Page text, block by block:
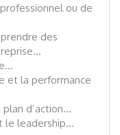
ou de
des
et la performance
d’action…
le leadership…